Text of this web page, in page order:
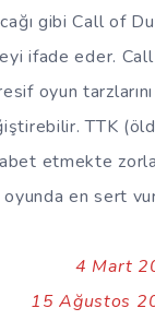
gibi Call of
ifade eder.
oyun
TTK
etmekte
en sert
4 Mart
15 Ağustos